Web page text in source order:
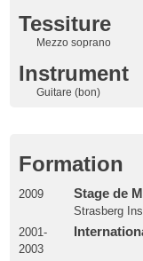
Tessiture
Mezzo soprano
Instrument
Guitare (bon)
Formation
2009 Stage de
Strasberg
2001-
2003